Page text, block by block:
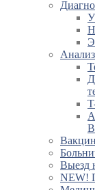
Выезд
NEW!